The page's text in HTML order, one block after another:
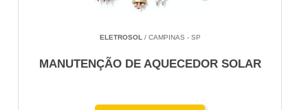
ELETROSOL/ CAMPINAS - SP
MANUTENÇÃO DE AQUECEDOR SOLAR